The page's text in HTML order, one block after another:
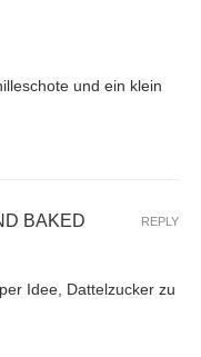
und ein klein
BAKED
Idee, Dattelzucker zu
REPLY